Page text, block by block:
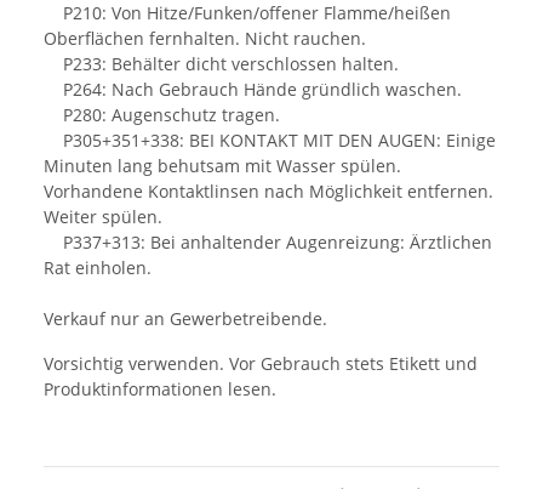
P210: Von Hitze/Funken/offener Flamme/heißen
Oberflächen fernhalten. Nicht rauchen.
P233: Behälter dicht verschlossen halten.
P264: Nach Gebrauch Hände gründlich waschen.
P280: Augenschutz tragen.
P305+351+338: BEI KONTAKT MIT DEN AUGEN: Einige
Minuten lang behutsam mit Wasser spülen.
Vorhandene Kontaktlinsen nach Möglichkeit entfernen.
Weiter spülen.
P337+313: Bei anhaltender Augenreizung: Ärztlichen
Rat einholen.
Verkauf nur an Gewerbetreibende.
Vorsichtig verwenden. Vor Gebrauch stets Etikett und
Produktinformationen lesen.